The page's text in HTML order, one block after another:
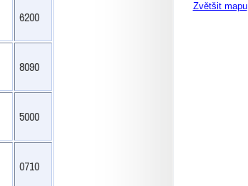
Zvětšit mapu
6200
8090
5000
0710